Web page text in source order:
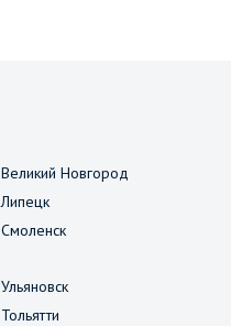
Великий Новгород
Липецк
Смоленск
Ульяновск
Тольятти